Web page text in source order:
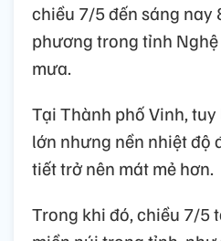
chiều 7/5 đến sáng nay
phương trong tỉnh
mưa.
Tại Thành phố Vinh,
lớn nhưng nền nhiệt độ
tiết trở nên mát mẻ hơn.
Trong khi đó, chiều 7/5